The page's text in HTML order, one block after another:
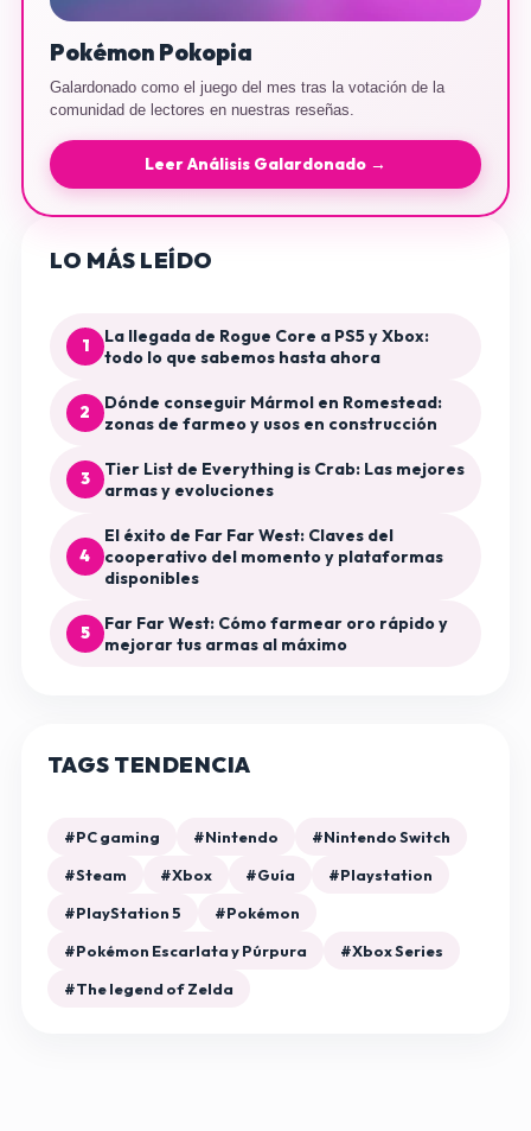
Pokémon Pokopia
Galardonado como el juego del mes tras la votación de la
comunidad de lectores en nuestras reseñas.
Leer Análisis Galardonado →
LO MÁS LEÍDO
1
La llegada de Rogue Core a PS5 y Xbox:
todo lo que sabemos hasta ahora
2
Dónde conseguir Mármol en Romestead:
zonas de farmeo y usos en construcción
3
Tier List de Everything is Crab: Las mejores
armas y evoluciones
4
El éxito de Far Far West: Claves del
cooperativo del momento y plataformas
disponibles
5
Far Far West: Cómo farmear oro rápido y
mejorar tus armas al máximo
TAGS TENDENCIA
#PC gaming #Nintendo
#Nintendo Switch
#Steam
#Xbox #Guía
#Playstation
#PlayStation 5
#Pokémon
#Pokémon Escarlata y Púrpura
#Xbox Series
#The legend of Zelda